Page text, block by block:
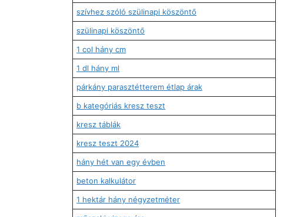
szívhez szóló szülinapi köszöntő
szülinapi köszöntő
1 col hány cm
1 dl hány ml
párkány parasztétterem étlap árak
b kategóriás kresz teszt
kresz táblák
kresz teszt 2024
hány hét van egy évben
beton kalkulátor
1 hektár hány négyzetméter